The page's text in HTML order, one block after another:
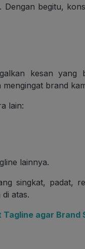
begitu,
kesan
brand
lain:
lainnya.
singkat, padat,
atas.
agar Brand